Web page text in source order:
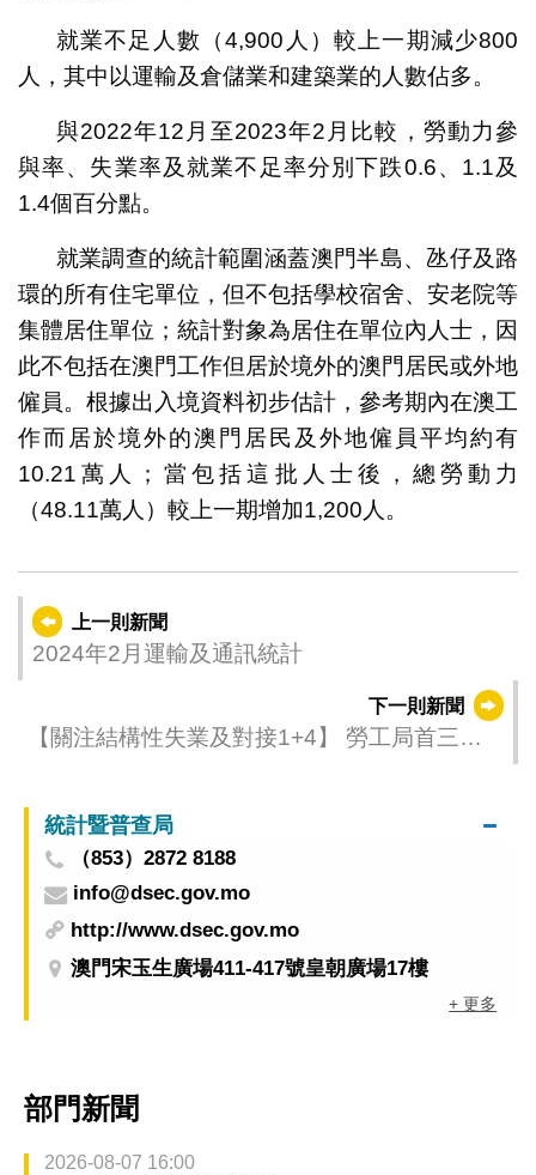
就業不足人數（4,900人）較上一期減少800
人，其中以運輸及倉儲業和建築業的人數佔多。
與2022年12月至2023年2月比較，勞動力參
與率、失業率及就業不足率分別下跌0.6、1.1及
1.4個百分點。
就業調查的統計範圍涵蓋澳門半島、氹仔及路
環的所有住宅單位，但不包括學校宿舍、安老院等
集體居住單位；統計對象為居住在單位內人士，因
此不包括在澳門工作但居於境外的澳門居民或外地
僱員。根據出入境資料初步估計，參考期內在澳工
作而居於境外的澳門居民及外地僱員平均約有
10.21萬人；當包括這批人士後，總勞動力
（48.11萬人）較上一期增加1,200人。
上一則新聞
2024年2月運輸及通訊統計
下一則新聞
【關注結構性失業及對接1+4】 勞工局首三月
統計暨普查局
（853）2872 8188
info@dsec.gov.mo
http://www.dsec.gov.mo
澳門宋玉生廣場411-417號皇朝廣場17樓
+ 更多
部門新聞
2026-08-07 16:00